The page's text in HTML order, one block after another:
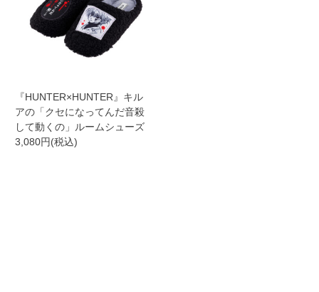
『HUNTER×HUNTER』キル
アの「クセになってんだ音殺
して動くの」ルームシューズ
3,080円(税込)